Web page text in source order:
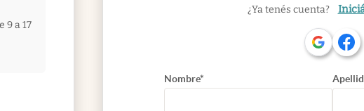
9 a 17
¿Ya tenés cuenta?
Nombre*